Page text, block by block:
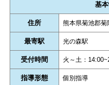
基
住所 熊本県菊池郡菊
最寄駅 光の森駅
受付時間 火～土：
指導形態 個別指導